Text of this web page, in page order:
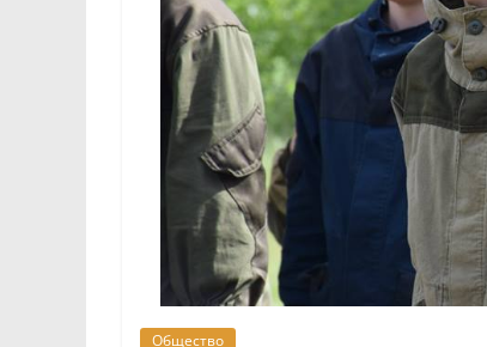
Общество